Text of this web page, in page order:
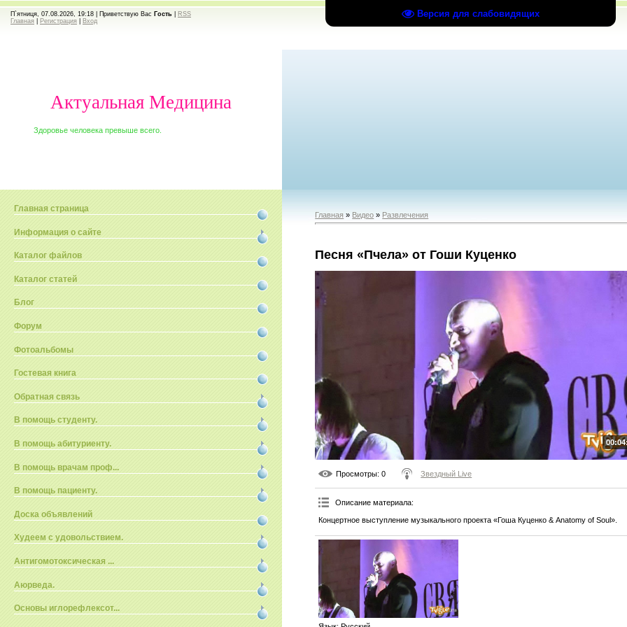
Версия для слабовидящих
П`ятниця, 07.08.2026, 19:18 | Приветствую Вас Гость
RSS
Главная
Регистрация Вход
Актуальная Медицина
Здоровье человека превыше всего.
Главная страница
Информация о сайте
Каталог файлов
Каталог статей
Блог
Форум
Фотоальбомы
Гостевая книга
Обратная связь
В помощь студенту.
В помощь абитуриенту.
В помощь врачам проф...
В помощь пациенту.
Доска объявлений
Худеем с удовольствием.
Антигомотоксическая ...
Аюрведа.
Основы иглорефлексот...
Главная » Видео » Развлечения
Песня «Пчела» от Гоши Куценко
Просмотры: 0 Звездный Live
Описание материала:
Концертное выступление музыкального проекта «Гоша Куценко & Anatomy of Soul».